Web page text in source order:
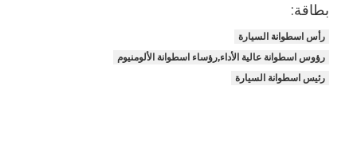
مضخة قيادة السيارة
بطاقة:
رأس اسطوانة السيارة
رؤوس اسطوانة عالية الأداء,رؤساء اسطوانة الألومنيوم
رئيس اسطوانة السيارة